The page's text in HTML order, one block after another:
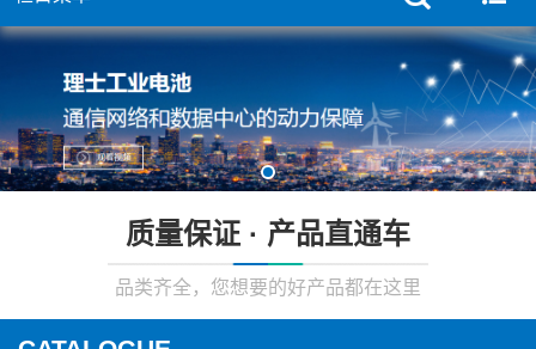
质量保证 · 产品直通车
品类齐全，您想要的好产品都在这里